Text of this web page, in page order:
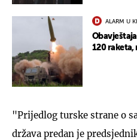
ALARM U
120 raketa,
"Prijedlog turske strane o
država predan je